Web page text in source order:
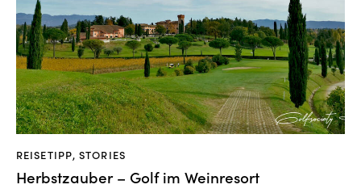
REISETIPP,STORIES
Herbstzauber – Golf im Weinresort